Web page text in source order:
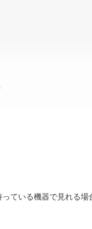
ている機器で見れる場